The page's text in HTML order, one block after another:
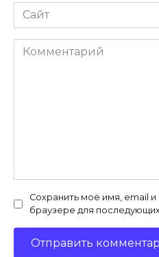
Сайт
Комментарий
Сохранить моё имя, email и
браузере для